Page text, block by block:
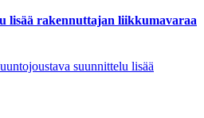
lisää rakennuttajan liikkumavaraa
suunnittelu lisää